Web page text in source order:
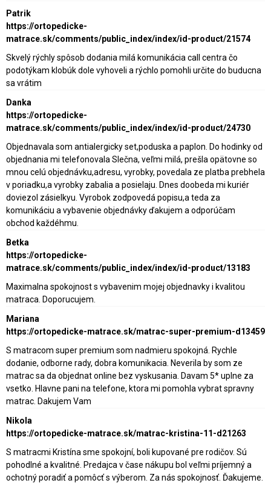
Patrik
https://ortopedicke-
matrace.sk/comments/public_index/index/id-product/21574
Skvelý rýchly spôsob dodania milá komunikácia call centra čo
podotýkam klobúk dole vyhoveli a rýchlo pomohli určite do buducna
sa vrátim
Danka
https://ortopedicke-
matrace.sk/comments/public_index/index/id-product/24730
Objednavala som antialergicky set,poduska a paplon. Do hodinky od
objednania mi telefonovala Slečna, veľmi milá, prešla opätovne so
mnou celú objednávku,adresu, vyrobky, povedala ze platba prebhela
v poriadku,a vyrobky zabalia a posielaju. Dnes doobeda mi kuriér
doviezol zásielkyu. Vyrobok zodpovedá popisu,a teda za
komunikáciu a vybavenie objednávky ďakujem a odporúčam
obchod každéhmu.
Betka
https://ortopedicke-
matrace.sk/comments/public_index/index/id-product/13183
Maximalna spokojnost s vybavenim mojej objednavky i kvalitou
matraca. Doporucujem.
Mariana
https://ortopedicke-matrace.sk/matrac-super-premium-d13459
S matracom super premium som nadmieru spokojná. Rychle
dodanie, odborne rady, dobra komunikacia. Neverila by som ze
matrac sa da objednat online bez vyskusania. Davam 5* uplne za
vsetko. Hlavne pani na telefone, ktora mi pomohla vybrat spravny
matrac. Dakujem Vam
Nikola
https://ortopedicke-matrace.sk/matrac-kristina-11-d21263
S matracmi Kristína sme spokojní, boli kupované pre rodičov. Sú
pohodlné a kvalitné. Predajca v čase nákupu bol veľmi príjemný a
ochotný poradiť a pomôcť s výberom. Za nás spokojnosť. Ďakujeme.